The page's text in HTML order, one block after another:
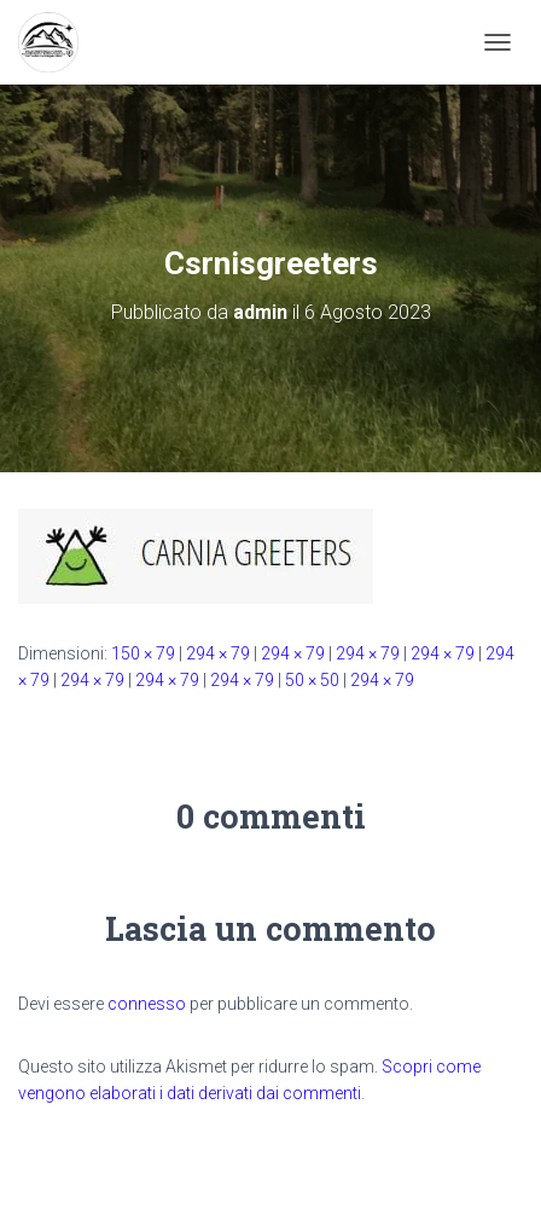
A
Z
E
O
L
Csrnisgreeters
Pubblicato daadminil6 Agosto 2023
Dimensioni: 150 × 79 294 × 79 294 × 79 294 × 79 294 × 79
294
× 79
294 × 79 294 × 79 294 × 79 50 × 50 294 × 79
0 commenti
Lascia un commento
Devi essere connesso per pubblicare un commento.
Questo sito utilizza Akismet per ridurre lo spam. Scopri come
vengono elaborati i dati derivati dai commenti